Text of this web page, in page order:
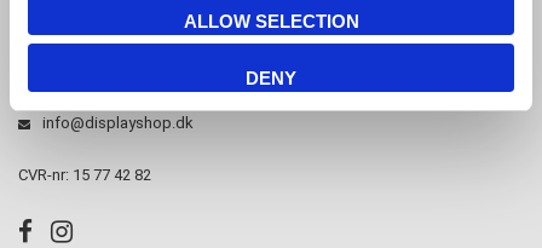
ALLOW SELECTION
DENY
Tlf. 39 18 19 17
info@displayshop.dk
CVR-nr: 15 77 42 82